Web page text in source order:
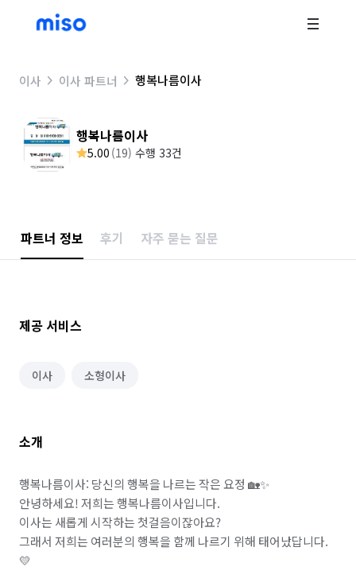
이사 이사 파트너 행복나름이사
행복나름이사
5.00 (19) 수행 33건
파트너 정보 후기 자주 묻는 질문
제공 서비스
이사 소형이사
소개
행복나름이사: 당신의 행복을 나르는 작은 요정 🏡✨
안녕하세요! 저희는 행복나름이사입니다.
이사는 새롭게 시작하는 첫걸음이잖아요?
그래서 저희는 여러분의 행복을 함께 나르기 위해 태어났답니다.
💛